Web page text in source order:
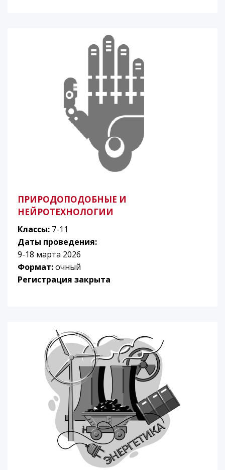
ПРИРОДОПОДОБНЫЕ И
НЕЙРОТЕХНОЛОГИИ
Классы: 7-11
Даты проведения:
9-18 марта 2026
Формат:очный
Регистрация закрыта